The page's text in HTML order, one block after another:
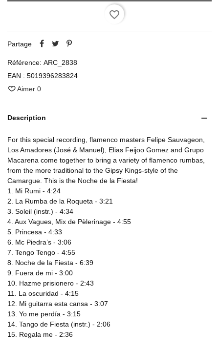
favorite_border
Partage
Référence: ARC_2838
EAN : 5019396283824
Aimer 0
Description
For this special recording, flamenco masters Felipe Sauvageon,
Los Amadores (José & Manuel), Elias Feijoo Gomez and Grupo
Macarena come together to bring a variety of flamenco rumbas,
from the more traditional to the Gipsy Kings-style of the
Camargue. This is the Noche de la Fiesta!
1. Mi Rumi - 4:24
2. La Rumba de la Roqueta - 3:21
3. Soleil (instr.) - 4:34
4. Aux Vagues, Mix de Pèlerinage - 4:55
5. Princesa - 4:33
6. Mc Piedra’s - 3:06
7. Tengo Tengo - 4:55
8. Noche de la Fiesta - 6:39
9. Fuera de mi - 3:00
10. Hazme prisionero - 2:43
11. La oscuridad - 4:15
12. Mi guitarra esta cansa - 3:07
13. Yo me perdía - 3:15
14. Tango de Fiesta (instr.) - 2:06
15. Regala me - 2:36